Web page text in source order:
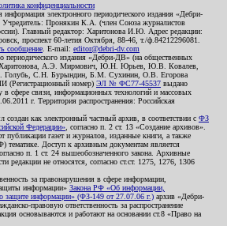
конфиденциальности
информация электронного периодического издания «Дебри-
Пронякин К.А. (член Союза журналистов
Главный редактор: Харитонова И.Ю. Адрес редакции:
проспект 60-летия Октября, 88-46, т./ф.84212296081.
сообщение . E-mail: editor@debri-dv.com
периодического издания «Дебри-ДВ» (на общественных
А.Э. Мирмович, Ю.Н. Юрьев, Ю.В. Ковалев,
С.Н. Бурындин, Б.М. Сухинин, О.В. Егорова
(Регистрационный номер) ЭЛ № ФС77-45537 выдано
в сфере связи, информационных технологий и массовых
г. Территория распространения: Российская
как электронный частный архив, в соответствии с ФЗ
Федерации» , согласно п. 2 ст. 13 «Создание архивов».
публикации газет и журналов, изданные книги, а также
тематике. Доступ к архивным документам является
п. 1 ст. 24 вышеобозначенного закона. Архивные
редакции не относятся, согласно ст.ст. 1275, 1276, 1306
за правонарушения в сфере информации,
информации» Закона РФ «Об информации,
защите информации» (ФЗ-149 от 27.07.06 г.) архив «Дебри-
правовую ответственность за распространение
основываются и работают на основании ст.8 «Право на